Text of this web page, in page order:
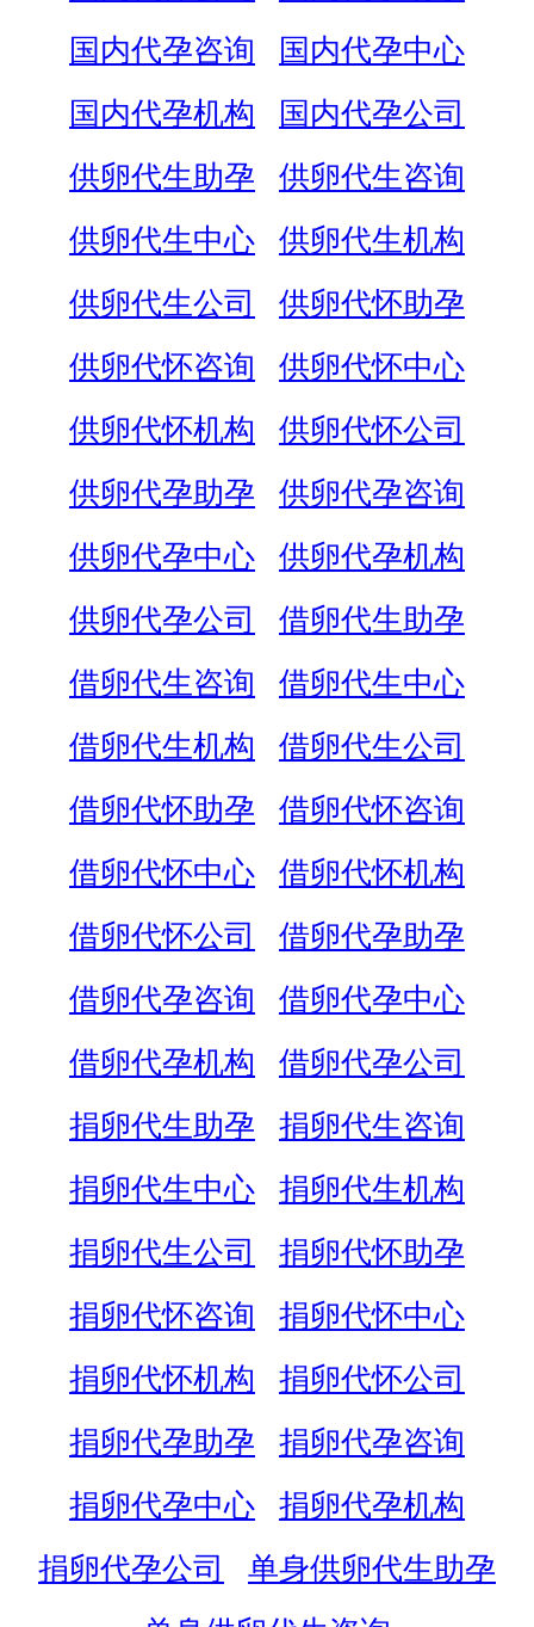
国内代孕咨询
国内代孕中心
国内代孕机构
国内代孕公司
供卵代生助孕
供卵代生咨询
供卵代生中心
供卵代生机构
供卵代生公司
供卵代怀助孕
供卵代怀咨询
供卵代怀中心
供卵代怀机构
供卵代怀公司
供卵代孕助孕
供卵代孕咨询
供卵代孕中心
供卵代孕机构
供卵代孕公司
借卵代生助孕
借卵代生咨询
借卵代生中心
借卵代生机构
借卵代生公司
借卵代怀助孕
借卵代怀咨询
借卵代怀中心
借卵代怀机构
借卵代怀公司
借卵代孕助孕
借卵代孕咨询
借卵代孕中心
借卵代孕机构
借卵代孕公司
捐卵代生助孕
捐卵代生咨询
捐卵代生中心
捐卵代生机构
捐卵代生公司
捐卵代怀助孕
捐卵代怀咨询
捐卵代怀中心
捐卵代怀机构
捐卵代怀公司
捐卵代孕助孕
捐卵代孕咨询
捐卵代孕中心
捐卵代孕机构
捐卵代孕公司
单身供卵代生助孕